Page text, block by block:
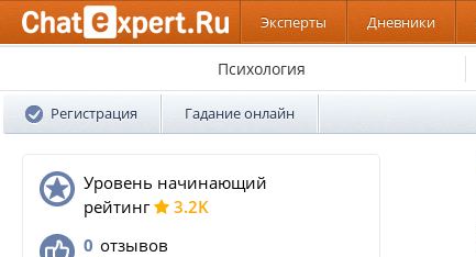
Эксперты Дневники
Психология
Регистрация Гадание онлайн
Уровень начинающий
pейтинг
3.2K
0 отзывов